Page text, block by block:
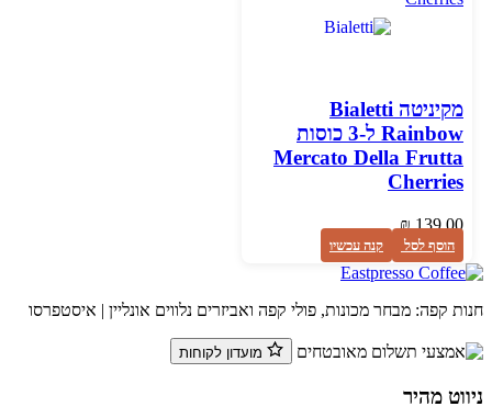
מקיניטה Bialetti
Rainbow ל-3 כוסות
Mercato Della Frutta
Cherries
₪139.00
הוסף לסל קנה עכשיו
קפה: מבחר מכונות, פולי קפה ואביזרים נלווים אונליין | איסטפרסו
מהיר